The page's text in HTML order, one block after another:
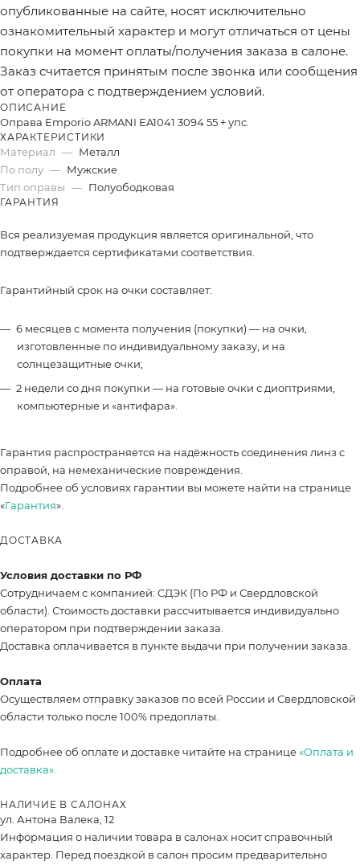
опубликованные на сайте, носят исключительно
ознакомительный характер и могут отличаться от цены
покупки на момент оплаты/получения заказа в салоне.
Заказ считается принятым после звонка или сообщения
от оператора с подтверждением условий.
ОПИСАНИЕ
Оправа Emporio ARMANI EA1041 3094 55 + упс.
ХАРАКТЕРИСТИКИ
Материал — Металл
По полу — Мужские
Тип оправы — Полуободковая
ГАРАНТИЯ
Вся реализуемая продукция является оригинальной, что
подтверждается сертификатами соответствия.
Гарантийный срок на очки составляет:
6 месяцев с момента получения (покупки) — на очки,
изготовленные по индивидуальному заказу, и на
солнцезащитные очки;
2 недели со дня покупки — на готовые очки с диоптриями,
компьютерные и «антифара».
Гарантия распространяется на надёжность соединения линз с
оправой, на немеханические повреждения.
Подробнее об условиях гарантии вы можете найти на странице
«Гарантия».
ДОСТАВКА
Условия доставки по РФ
Сотрудничаем с компанией: СДЭК (По РФ и Свердловской
области). Стоимость доставки рассчитывается индивидуально
оператором при подтверждении заказа.
Доставка оплачивается в пункте выдачи при получении заказа.
Оплата
Осуществляем отправку заказов по всей России и Свердловской
области только после 100% предоплаты.
Подробнее об оплате и доставке читайте на странице«Оплата и
доставка».
НАЛИЧИЕ В САЛОНАХ
ул. Антона Валека, 12
Информация о наличии товара в салонах носит справочный
характер. Перед поездкой в салон просим предварительно